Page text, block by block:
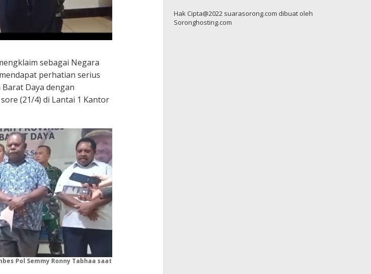
sebagai Negara
perhatian serius
Daya dengan
(21/4) di Lantai 1 Kantor
Pol Semmy Ronny Tabhaa saat
Hak Cipta@2022 suarasorong.com dibuat oleh
Soronghosting.com